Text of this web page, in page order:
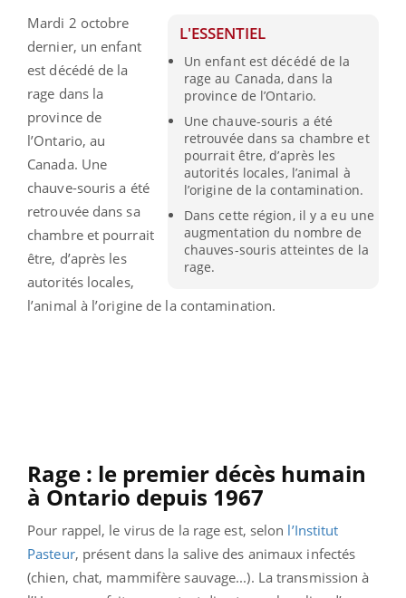
L'ESSENTIEL
Un enfant est décédé de la
rage au Canada, dans la
province de l’Ontario.
Une chauve-souris a été
retrouvée dans sa chambre et
pourrait être, d’après les
autorités locales, l’animal à
l’origine de la contamination.
Dans cette région, il y a eu une
augmentation du nombre de
chauves-souris atteintes de la
rage.
Mardi 2 octobre
dernier, un enfant
est décédé de la
rage dans la
province de
l’Ontario, au
Canada. Une
chauve-souris a été
retrouvée dans sa
chambre et pourrait
être, d’après les
autorités locales,
l’animal à l’origine de la contamination.
Rage : le premier décès humain
à Ontario depuis 1967
Pour rappel, le virus de la rage est, selon l’Institut
Pasteur, présent dans la salive des animaux infectés
(chien, chat, mammifère sauvage...). La transmission à